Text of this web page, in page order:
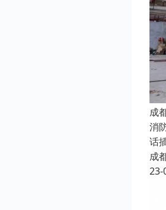
成
消
话
成
23-